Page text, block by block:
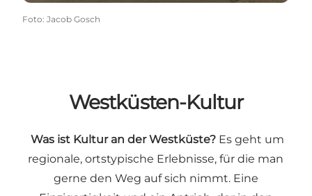
Foto: Jacob Gosch
Westküsten-Kultur
Was ist Kultur an der Westküste?Es geht um
regionale, ortstypische Erlebnisse, für die man
gerne den Weg auf sich nimmt. Eine